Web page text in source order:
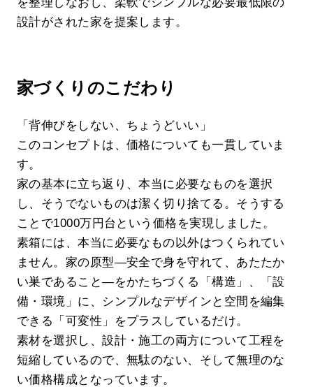
設計がされた家を提案します。
家づくりのこだわり
「背伸びをしない、ちょうどいい」
このコンセプトは、価格についても一貫していま
す。
家の基本に立ち返り、本当に必要なものを選択
し、そうでないものは潔く切り捨てる。そうする
ことで1000万円台という価格を実現しました。
素箱には、本当に必要なもの以外はつくられてい
ません。家の原型―安全で身を守れて、あたたか
い巣であること―をかたちづくる「構造」、「設
備・環境」に、シンプルなデザインと空間を編集
できる「可変性」をプラスしているだけ。
素材を選択し、設計・施工の両方について工程を
短縮しているので、無駄のない、そして無理のな
い価格構成となっています。